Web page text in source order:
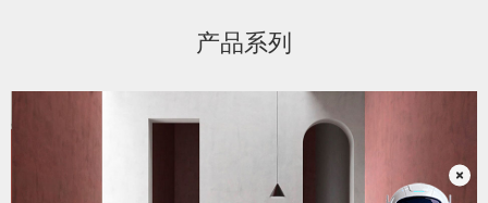
产品系列